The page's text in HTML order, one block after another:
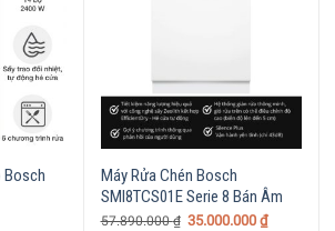
Bosch
Máy Rửa Chén Bosch
SMI8TCS01E Serie 8 Bán Âm
57.890.000₫ 35.000.000 ₫